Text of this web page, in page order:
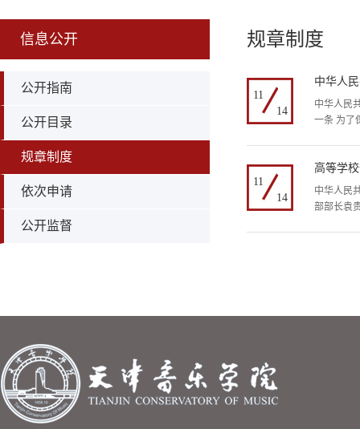
信息公开
公开指南
公开目录
规章制度
依次申请
公开监督
规章制度
11
14
中华人
中华人民
一条 为了
11
14
高等学
中华人民
部部长袁